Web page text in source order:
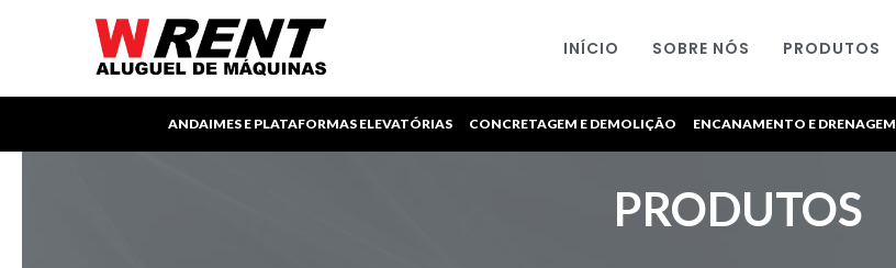
conteúdo
INÍCIO SOBRE NÓS PRODUTOS
ANDAIMES E PLATAFORMAS ELEVATÓRIAS CONCRETAGEM E DEMOLIÇÃO ENCANAMENTO E DRENAGEM
PRODUTOS